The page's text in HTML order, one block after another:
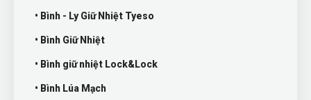
• Bình - Ly Giữ Nhiệt Tyeso
• Bình Giữ Nhiệt
• Bình giữ nhiệt Lock&Lock
• Bình Lúa Mạch